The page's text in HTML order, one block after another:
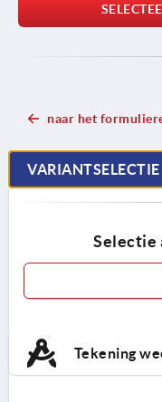
naar het
VARIANTSELECTIE
Selectie
Tekening